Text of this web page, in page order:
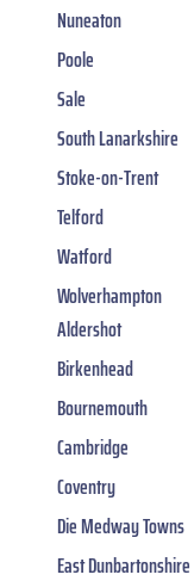
Nuneaton
Poole
Sale
South Lanarkshire
Stoke-on-Trent
Telford
Watford
Wolverhampton
Aldershot
Birkenhead
Bournemouth
Cambridge
Coventry
Die Medway Towns
East Dunbartonshire